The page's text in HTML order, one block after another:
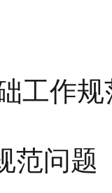
工作
范问题